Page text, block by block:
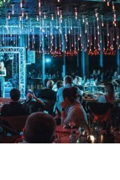
– IMMER EIN
Atmosphäre. Ein Abend, der
DACH-Raum.